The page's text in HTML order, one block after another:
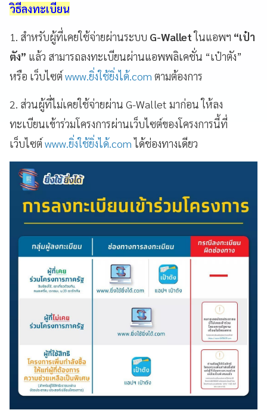
วิธีลงทะเบียน
1. สำหรับผู้ที่เคยใช้จ่ายผ่านระบบ G-Walletในแอพฯ “เป๋า
ตัง” แล้ว สามารถลงทะเบียนผ่านแอพพลิเคชั่น “เป๋าตัง”
หรือ เว็บไซต์ www.ยิ่งใช้ยิ่งได้.com ตามต้องการ
2. ส่วนผู้ที่ไม่เคยใช้จ่ายผ่าน G-Wallet มาก่อน ให้ลง
ทะเบียนเข้าร่วมโครงการผ่านเว็บไซต์ของโครงการนี้ที่
เว็บไซต์ www.ยิ่งใช้ยิ่งได้.com ได้ช่องทางเดียว